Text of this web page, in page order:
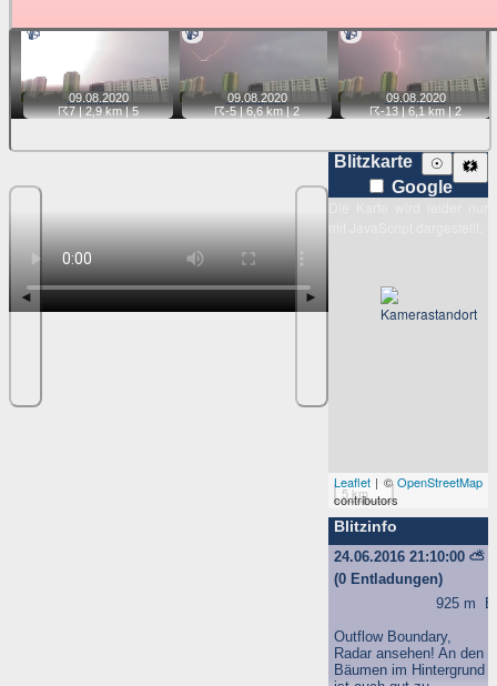
📹
09.08. 2020
☈7| 2,9 km |5
📹
09.08. 2020
☈-5| 6,6 km |2
📹
09.08. 2020
☈-13| 6,1 km |2
◄ ►
Blitzkarte 🗱
☉
Google
5 km
Leaflet | ©OpenStreetMap
contributors
Blitzinfo
24.06.2016 21:10:00⛅
(0 Entladungen)
925 m
Outflow Boundary,
Radar ansehen! An den
Bäumen im Hintergrund